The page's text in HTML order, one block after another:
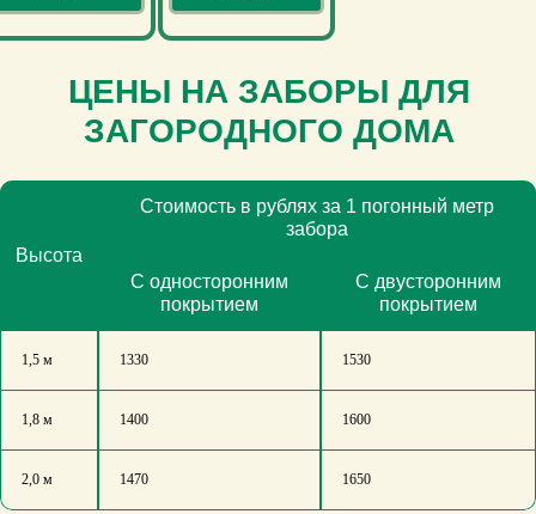
ЦЕНЫ НА ЗАБОРЫ ДЛЯ
ЗАГОРОДНОГО ДОМА
Высота
Стоимость в рублях за 1 погонный метр
забора
С односторонним
покрытием
С двусторонним
покрытием
1,5 м 1330 1530
1,8 м 1400 1600
2,0 м 1470 1650